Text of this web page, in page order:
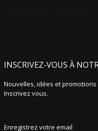
INSCRIVEZ-VOUS À
Nouvelles, idées et promotions
Inscrivez vous.
Enregistrez votre email